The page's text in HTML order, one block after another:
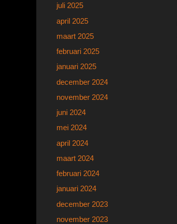
juli 2025
april 2025
maart 2025
februari 2025
januari 2025
december 2024
november 2024
juni 2024
mei 2024
april 2024
maart 2024
februari 2024
januari 2024
december 2023
november 2023